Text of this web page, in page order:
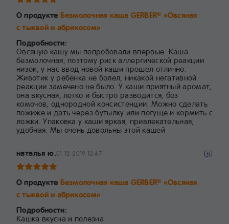
О продукте Безмолочная каша GERBER® «Овсяная
с тыквой и абрикосом»
Подробности:
Овсяную кашу мы попробовали впервые. Каша
безмолочная, поэтому риск аллергической реакции
низок, у нас ввод новой каши прошел отлично.
Животик у ребёнка не болел, никакой негативной
реакции замечено не было. У каши приятный аромат,
она вкусная, легко и быстро разводится, без
комочов, однородной консистенции. Можно сделать
пожиже и дать через бутылку или погуще и кормить с
ложки. Упаковка у каши яркая, привлекательная,
удобная. Мы очень довольны этой кашей
наталья ю.01-12-2019 12:47
О продукте Безмолочная каша GERBER® «Овсяная
с тыквой и абрикосом»
Подробности:
Кашка вкусна и полезна